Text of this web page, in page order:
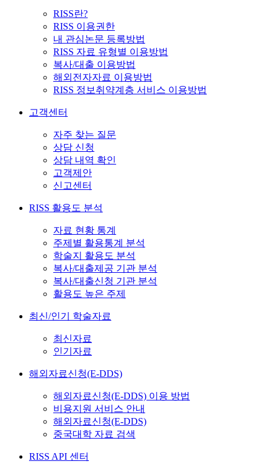
RISS란?
RISS 이용권한
내 관심논문 등록방법
RISS 자료 유형별 이용방법
복사/대출 이용방법
해외전자자료 이용방법
RISS 정보취약계층 서비스 이용방법
고객센터
자주 찾는 질문
상담 신청
상담 내역 확인
고객제안
신고센터
RISS 활용도 분석
자료 현황 통계
주제별 활용통계 분석
학술지 활용도 분석
복사/대출제공 기관 분석
복사/대출신청 기관 분석
활용도 높은 주제
최신/인기 학술자료
최신자료
인기자료
해외자료신청(E-DDS)
해외자료신청(E-DDS) 이용 방법
비용지원 서비스 안내
해외자료신청(E-DDS)
중국대학 자료 검색
RISS API 센터